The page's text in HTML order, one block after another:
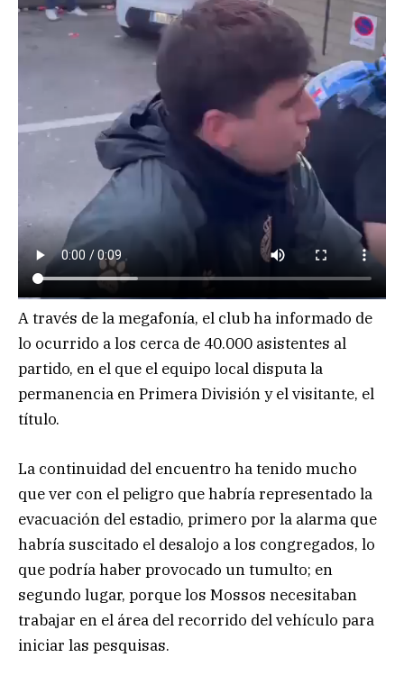
A través de la megafonía, el club ha informado de
lo ocurrido a los cerca de 40.000 asistentes al
partido, en el que el equipo local disputa la
permanencia en Primera División y el visitante, el
título.
La continuidad del encuentro ha tenido mucho
que ver con el peligro que habría representado la
evacuación del estadio, primero por la alarma que
habría suscitado el desalojo a los congregados, lo
que podría haber provocado un tumulto; en
segundo lugar, porque los Mossos necesitaban
trabajar en el área del recorrido del vehículo para
iniciar las pesquisas.